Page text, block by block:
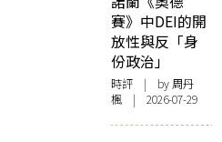
賽》中DEI的開
放性與反「身
份政治」
時評 | by周丹
楓 | 2026-07-29